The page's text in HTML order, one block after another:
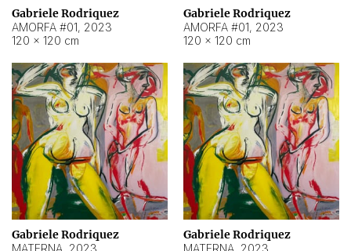
Gabriele Rodriquez
AMORFA #01, 2023
120 × 120 cm
Gabriele Rodriquez
AMORFA #01, 2023
120 × 120 cm
Gabriele Rodriquez Gabriele Rodriquez